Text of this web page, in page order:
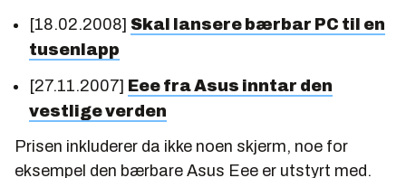
[18.02.2008] Skal lansere bærbar PC til en
tusenlapp
[27.11.2007] Eee fra Asus inntar den
vestlige verden
Prisen inkluderer da ikke noen skjerm, noe for
eksempel den bærbare Asus Eee er utstyrt med.